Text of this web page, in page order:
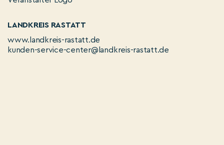
LANDKREIS RASTATT
www.landkreis-rastatt.de
kunden-service-center@landkreis-rastatt.de